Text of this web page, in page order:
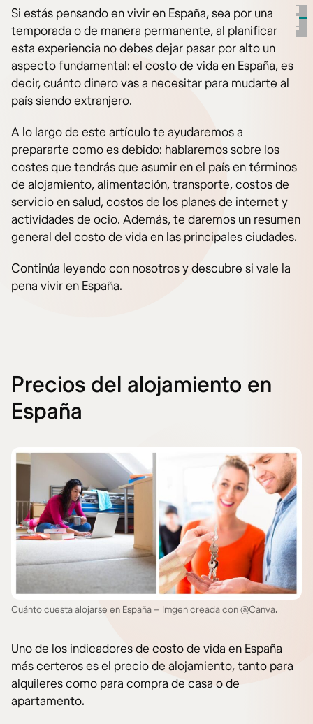
Si estás pensando en vivir en España, sea por una
temporada o de manera permanente, al planificar
esta experiencia no debes dejar pasar por alto un
aspecto fundamental: el costo de vida en España, es
decir, cuánto dinero vas a necesitar para mudarte al
país siendo extranjero.
A lo largo de este artículo te ayudaremos a
prepararte como es debido: hablaremos sobre los
costes que tendrás que asumir en el país en términos
de alojamiento, alimentación, transporte, costos de
servicio en salud, costos de los planes de internet y
actividades de ocio. Además, te daremos un resumen
general del costo de vida en las principales ciudades.
Continúa leyendo con nosotros y descubre si vale la
pena vivir en España.
Precios del alojamiento en
España
Cuánto cuesta alojarse en España – Imgen creada con @Canva.
Uno de los indicadores de costo de vida en España
más certeros es el precio de alojamiento, tanto para
alquileres como para compra de casa o de
apartamento.